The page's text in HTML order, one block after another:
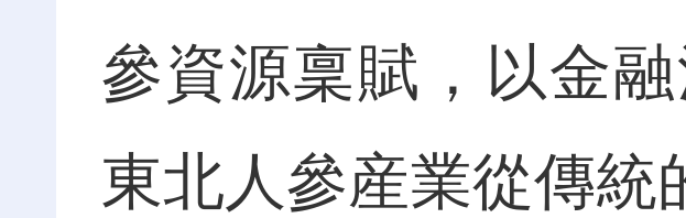
參資源稟賦，以金
東北人參産業從傳統